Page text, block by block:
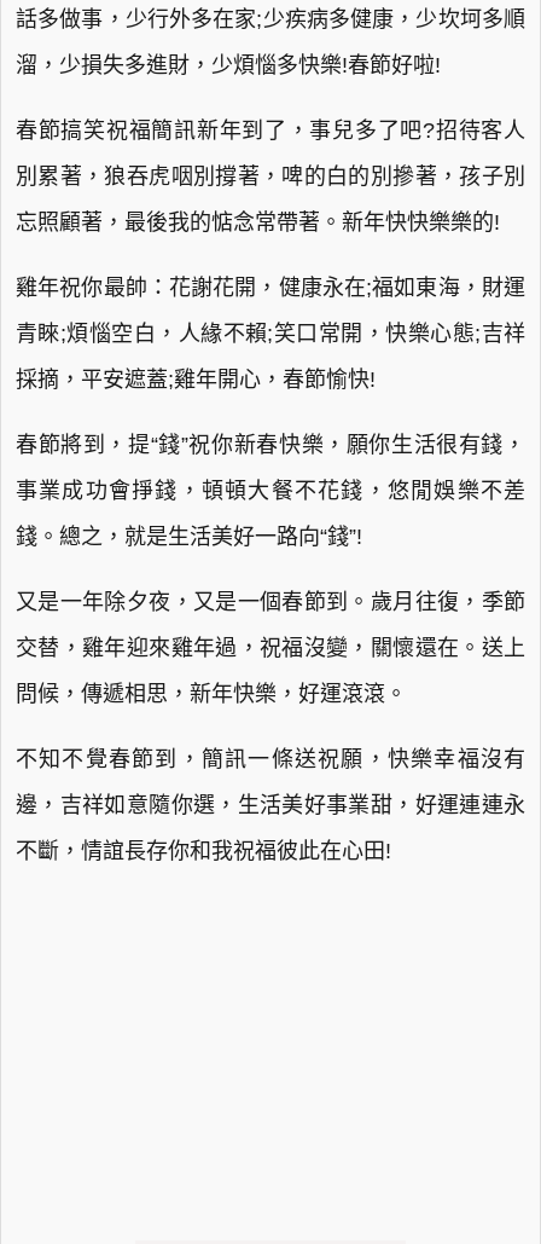
話多做事，少行外多在家;少疾病多健康，少坎坷多順
溜，少損失多進財，少煩惱多快樂!春節好啦!
春節搞笑祝福簡訊新年到了，事兒多了吧?招待客人
別累著，狼吞虎咽別撐著，啤的白的別摻著，孩子別
忘照顧著，最後我的惦念常帶著。新年快快樂樂的!
雞年祝你最帥：花謝花開，健康永在;福如東海，財運
青睞;煩惱空白，人緣不賴;笑口常開，快樂心態;吉祥
採摘，平安遮蓋;雞年開心，春節愉快!
春節將到，提“錢”祝你新春快樂，願你生活很有錢，
事業成功會掙錢，頓頓大餐不花錢，悠閒娛樂不差
錢。總之，就是生活美好一路向“錢”!
又是一年除夕夜，又是一個春節到。歲月往復，季節
交替，雞年迎來雞年過，祝福沒變，關懷還在。送上
問候，傳遞相思，新年快樂，好運滾滾。
不知不覺春節到，簡訊一條送祝願，快樂幸福沒有
邊，吉祥如意隨你選，生活美好事業甜，好運連連永
不斷，情誼長存你和我祝福彼此在心田!